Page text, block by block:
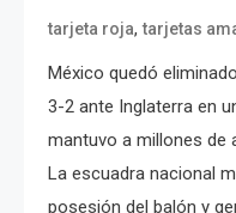
tarjeta roja,tarjetas
México quedó
3-2 ante Inglaterra en
mantuvo a millones de
La escuadra nacional
posesión del balón y